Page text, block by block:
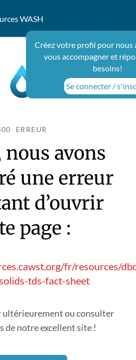
WASH
Créez votre profil pour nous
vous accompagner et
besoins!
Se connecter /
ERREUR
nous avons
une erreur
d’ouvrir
page :
fr/resources/
tds-fact-sheet
ultérieurement ou consulter
de notre excellent site !